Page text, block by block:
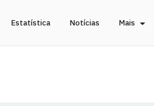
Estatística Notícias Mais